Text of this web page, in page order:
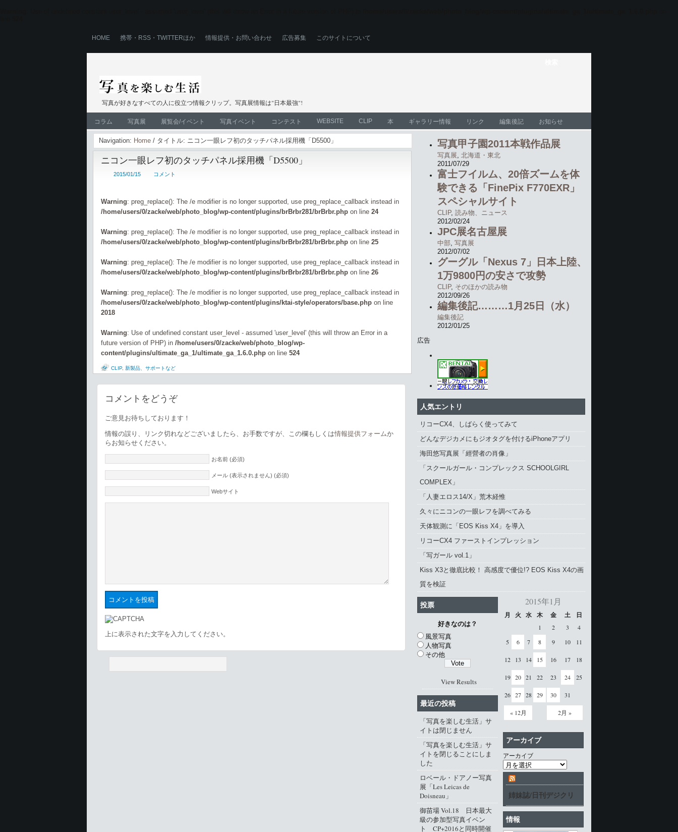
HOME 携帯・RSS・TWITTERほか 情報提供・お問い合わせ 広告募集 このサイトについて
写真が好きなすべての人に役立つ情報クリップ。写真展情報は"日本最強"!
コラム 写真展 展覧会/イベント 写真イベント コンテスト WEBSITE CLIP 本 ギャラリー情報 リンク 編集後記 お知らせ
Navigation: Home / タイトル: ニコン一眼レフ初のタッチパネル採用機「D5500」
ニコン一眼レフ初のタッチパネル採用機「D5500」
2015/01/15 コメント
Warning: preg_replace(): The /e modifier is no longer supported, use preg_replace_callback instead in
/home/users/0/zacke/web/photo_blog/wp-content/plugins/brBrbr281/brBrbr.php on line 24
Warning: preg_replace(): The /e modifier is no longer supported, use preg_replace_callback instead in
/home/users/0/zacke/web/photo_blog/wp-content/plugins/brBrbr281/brBrbr.php on line 25
Warning: preg_replace(): The /e modifier is no longer supported, use preg_replace_callback instead in
/home/users/0/zacke/web/photo_blog/wp-content/plugins/brBrbr281/brBrbr.php on line 26
Warning: preg_replace(): The /e modifier is no longer supported, use preg_replace_callback instead in
/home/users/0/zacke/web/photo_blog/wp-content/plugins/ktai-style/operators/base.php on line
2018
Warning: Use of undefined constant user_level - assumed 'user_level' (this will throw an Error in a
future version of PHP) in /home/users/0/zacke/web/photo_blog/wp-
content/plugins/ultimate_ga_1/ultimate_ga_1.6.0.php on line 524
CLIP, 新製品、サポートなど
コメントをどうぞ
ご意見お待ちしております！
情報の誤り、リンク切れなどございましたら、お手数ですが、この欄もしくは情報提供フォームか
らお知らせください。
お名前 (必須)
メール (表示されません) (必須)
Webサイト
上に表示された文字を入力してください。
写真甲子園2011本戦作品展
写真展, 北海道・東北
2011/07/29
富士フイルム、20倍ズームを体
験できる「FinePix F770EXR」
スペシャルサイト
CLIP, 読み物、ニュース
2012/02/24
JPC展名古屋展
中部, 写真展
2012/07/02
グーグル「Nexus 7」日本上陸、
1万9800円の安さで攻勢
CLIP, そのほかの読み物
2012/09/26
編集後記………1月25日（水）
編集後記
2012/01/25
広告
人気エントリ
リコーCX4、しばらく使ってみて
どんなデジカメにもジオタグを付けるiPhoneアプリ
海田悠写真展「經營者の肖像」
「スクールガール・コンプレックス SCHOOLGIRL
COMPLEX」
「人妻エロス14/X」荒木経惟
久々にニコンの一眼レフを調べてみる
天体観測に「EOS Kiss X4」を導入
リコーCX4 ファーストインプレッション
「写ガール vol.1」
Kiss X3と徹底比較！ 高感度で優位!? EOS Kiss X4の画
質を検証
2015年1月
月 火 水 木 金 土 日
« 12月 2月 »
1 2 3
4
5
6 7 8 9 10 11
12 13 14 15 16 17 18
19 20 21 22 23 24 25
26 27 28 29 30 31
アーカイブ
アーカイブ
姉妹誌/日刊デジクリ
情報
投票
好きなのは？
風景写真
人物写真
その他
View Results
最近の投稿
「写真を楽しむ生活」サ
イトは閉じません
「写真を楽しむ生活」サ
イトを閉じることにしま
した
ロベール・ドアノー写真
展「Les Leicas de
Doisneau」
御苗場 Vol.18 日本最大
級の参加型写真イベン
ト CP+2016と同時開催